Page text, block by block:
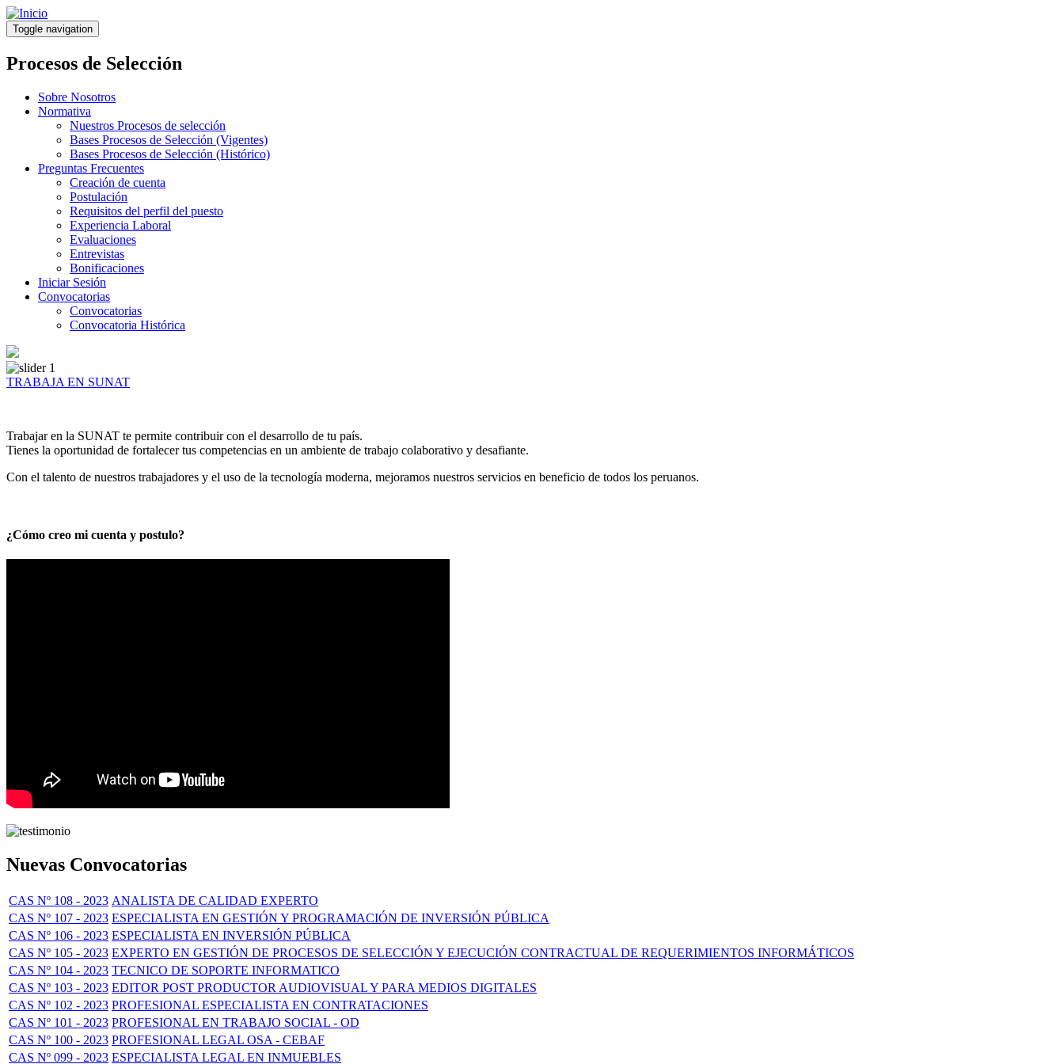
Pasar
al
contenido
principal
Toggle navigation
Procesos de Selección
Sobre Nosotros
Normativa
Nuestros Procesos de selección
Bases Procesos de Selección (Vigentes)
Bases Procesos de Selección (Histórico)
Preguntas Frecuentes
Creación de cuenta
Postulación
Requisitos del perfil del puesto
Experiencia Laboral
Evaluaciones
Entrevistas
Bonificaciones
Iniciar Sesión
Convocatorias
Convocatorias
Convocatoria Histórica
TRABAJA EN SUNAT
Trabajar en la SUNAT te permite contribuir con el desarrollo de tu país.
Tienes la oportunidad de fortalecer tus competencias en un ambiente de trabajo colaborativo y desafiante.
Con el talento de nuestros trabajadores y el uso de la tecnología moderna, mejoramos nuestros servicios en beneficio de todos los peruanos.
¿Cómo creo mi cuenta y postulo?
Nuevas Convocatorias
CAS Nº 108 - 2023 ANALISTA DE CALIDAD EXPERTO
CAS Nº 107 - 2023 ESPECIALISTA EN GESTIÓN Y PROGRAMACIÓN DE INVERSIÓN PÚBLICA
CAS Nº 106 - 2023 ESPECIALISTA EN INVERSIÓN PÚBLICA
CAS Nº 105 - 2023 EXPERTO EN GESTIÓN DE PROCESOS DE SELECCIÓN Y EJECUCIÓN CONTRACTUAL DE REQUERIMIENTOS INFORMÁTICOS
CAS Nº 104 - 2023 TECNICO DE SOPORTE INFORMATICO
CAS Nº 103 - 2023 EDITOR POST PRODUCTOR AUDIOVISUAL Y PARA MEDIOS DIGITALES
CAS Nº 102 - 2023 PROFESIONAL ESPECIALISTA EN CONTRATACIONES
CAS Nº 101 - 2023 PROFESIONAL EN TRABAJO SOCIAL - OD
CAS Nº 100 - 2023 PROFESIONAL LEGAL OSA - CEBAF
CAS Nº 099 - 2023 ESPECIALISTA LEGAL EN INMUEBLES